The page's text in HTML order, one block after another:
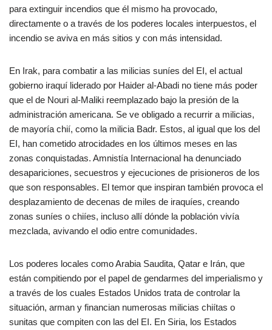
para extinguir incendios que él mismo ha provocado,
directamente o a través de los poderes locales interpuestos, el
incendio se aviva en más sitios y con más intensidad.
En Irak, para combatir a las milicias suníes del EI, el actual
gobierno iraquí liderado por Haider al-Abadi no tiene más poder
que el de Nouri al-Maliki reemplazado bajo la presión de la
administración americana. Se ve obligado a recurrir a milicias,
de mayoría chií, como la milicia Badr. Estos, al igual que los del
EI, han cometido atrocidades en los últimos meses en las
zonas conquistadas. Amnistía Internacional ha denunciado
desapariciones, secuestros y ejecuciones de prisioneros de los
que son responsables. El temor que inspiran también provoca el
desplazamiento de decenas de miles de iraquíes, creando
zonas suníes o chiíes, incluso allí dónde la población vivía
mezclada, avivando el odio entre comunidades.
Los poderes locales como Arabia Saudita, Qatar e Irán, que
están compitiendo por el papel de gendarmes del imperialismo y
a través de los cuales Estados Unidos trata de controlar la
situación, arman y financian numerosas milicias chiítas o
sunitas que compiten con las del EI. En Siria, los Estados